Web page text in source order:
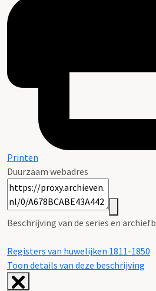
Printen
Duurzaam webadres
Beschrijving van de series en
Registers van huwelijken 1811-1850
Toon details van deze beschrijving